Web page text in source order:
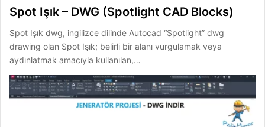
Spot Işık – DWG (Spotlight CAD Blocks)
Spot Işık dwg, ingilizce dilinde Autocad “Spotlight” dwg
drawing olan Spot Işık; belirli bir alanı vurgulamak veya
aydınlatmak amacıyla kullanılan,…